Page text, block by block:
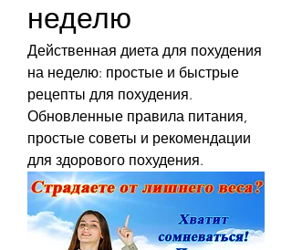
неделю
Действенная диета для похудения
на неделю: простые и быстрые
рецепты для похудения.
Обновленные правила питания,
простые советы и рекомендации
для здорового похудения.